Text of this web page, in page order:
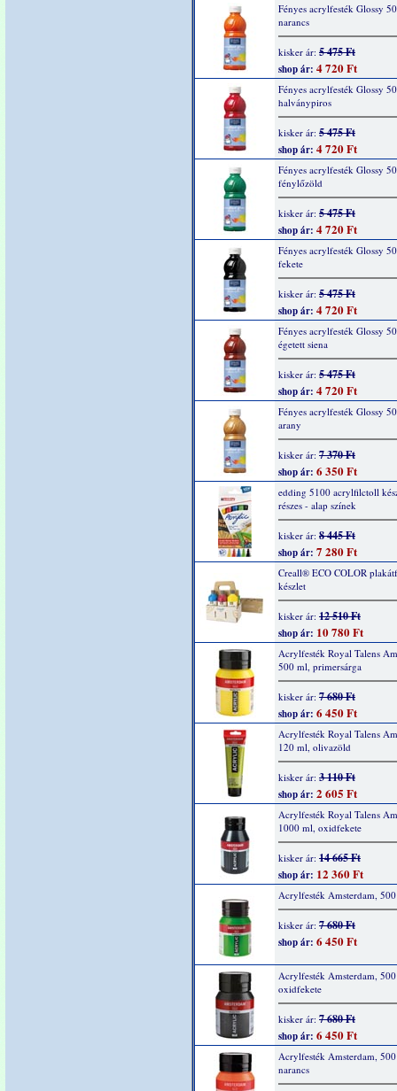
Fényes acrylfesték Glossy
narancs
kisker ár: 5 475 Ft
shop ár: 4 720 Ft
Fényes acrylfesték Glossy
halványpiros
kisker ár: 5 475 Ft
shop ár: 4 720 Ft
Fényes acrylfesték Glossy
fénylőzöld
kisker ár: 5 475 Ft
shop ár: 4 720 Ft
Fényes acrylfesték Glossy
fekete
kisker ár: 5 475 Ft
shop ár: 4 720 Ft
Fényes acrylfesték Glossy
égetett siena
kisker ár: 5 475 Ft
shop ár: 4 720 Ft
Fényes acrylfesték Glossy
arany
kisker ár: 7 370 Ft
shop ár: 6 350 Ft
edding 5100 acrylfilctoll
részes - alap színek
kisker ár: 8 445 Ft
shop ár: 7 280 Ft
Creall® ECO COLOR
készlet
kisker ár: 12 510 Ft
shop ár: 10 780 Ft
Acrylfesték Royal Talens
500 ml, primersárga
kisker ár: 7 680 Ft
shop ár: 6 450 Ft
Acrylfesték Royal Talens
120 ml, olivazöld
kisker ár: 3 110 Ft
shop ár: 2 605 Ft
Acrylfesték Royal Talens
1000 ml, oxidfekete
kisker ár: 14 665 Ft
shop ár: 12 360 Ft
Acrylfesték Amsterdam,
kisker ár: 7 680 Ft
shop ár: 6 450 Ft
Acrylfesték Amsterdam,
oxidfekete
kisker ár: 7 680 Ft
shop ár: 6 450 Ft
Acrylfesték Amsterdam,
narancs